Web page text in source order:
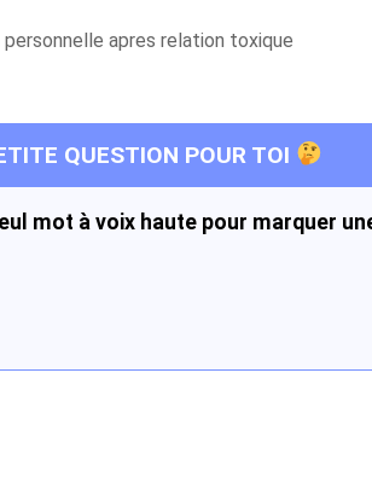
QUESTION POUR TOI
mot à voix haute pour marquer